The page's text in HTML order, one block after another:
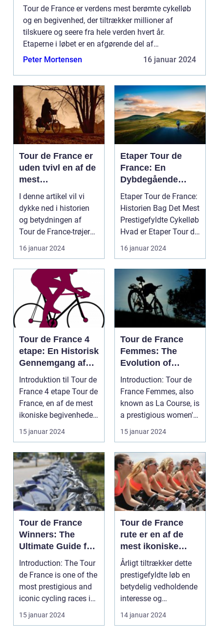
Tour de France er verdens mest berømte cykelløb
og en begivenhed, der tiltrækker millioner af
tilskuere og seere fra hele verden hvert år.
Etaperne i løbet er en afgørende del af
konkurrencen, da de repræsenterer den hårde og
Peter Mortensen 16 januar 2024
Tour de France er
uden tvivl en af de
mest
prestigefyldte
cykelløb i verden,
og en af de mest
genkendelige og
ikoniske elementer
ved dette løb er de
farverige trøjer,
som rytterne
bærer
I denne artikel vil vi
dykke ned i historien
og betydningen af
Tour de France-trøjer
og udforske, hv...
16 januar 2024
Etaper Tour de
France: En
Dybdegående
Historisk
Gennemgang og
Præsentation
Etaper Tour de France:
Historien Bag Det Mest
Prestigefyldte Cykelløb
Hvad er Etaper Tour de
Fran...
16 januar 2024
Tour de France 4
etape: En Historisk
Gennemgang af
Den
Betydningsfulde
Etape
Introduktion til Tour de
France 4 etape Tour de
France, en af de mest
ikoniske begivenheder
inden f...
15 januar 2024
Tour de France
Femmes: The
Evolution of
Womens Cycling
Introduction: Tour de
France Femmes, also
known as La Course, is
a prestigious women's
cycling race ...
15 januar 2024
Tour de France
Winners: The
Ultimate Guide for
Sports and
Cycling
Enthusiasts
Introduction: The Tour
de France is one of the
most prestigious and
iconic cycling races in
the worl...
15 januar 2024
Tour de France
rute er en af de
mest ikoniske
cykelløb i verden
Årligt tiltrækker dette
prestigefyldte løb en
betydelig vedholdende
interesse og
opmærksomhed fra
sp...
14 januar 2024